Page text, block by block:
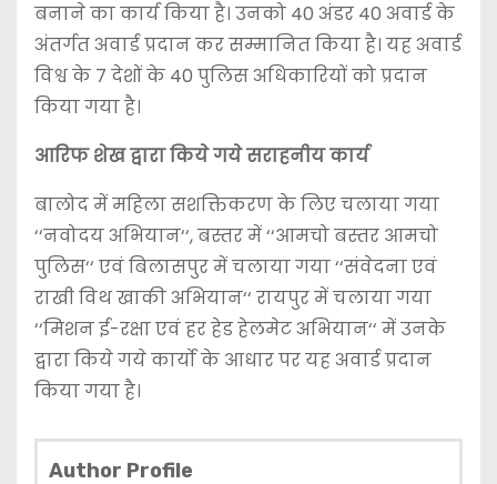
बनाने का कार्य किया है। उनको 40 अंडर 40 अवार्ड के
अंतर्गत अवार्ड प्रदान कर सम्मानित किया है। यह अवार्ड
विश्व के 7 देशों के 40 पुलिस अधिकारियों को प्रदान
किया गया है।
आरिफ शेख द्वारा किये गये सराहनीय कार्य
बालोद में महिला सशक्तिकरण के लिए चलाया गया
‘‘नवोदय अभियान‘‘, बस्तर में ‘‘आमचो बस्तर आमचो
पुलिस‘‘ एवं बिलासपुर में चलाया गया ‘‘संवेदना एवं
राखी विथ खाकी अभियान‘‘ रायपुर में चलाया गया
‘‘मिशन ई-रक्षा एवं हर हेड हेलमेट अभियान‘‘ में उनके
द्वारा किये गये कार्यो के आधार पर यह अवार्ड प्रदान
किया गया है।
Author Profile